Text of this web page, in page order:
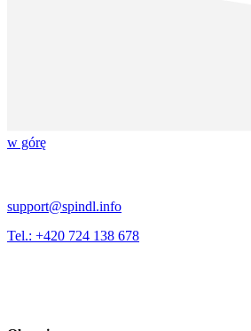
w górę
support@spindl.info
Tel.: +420 724 138 678